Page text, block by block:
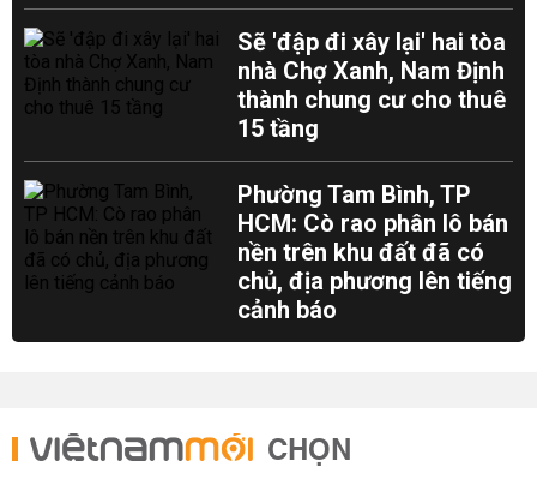
Sẽ 'đập đi xây lại' hai tòa
nhà Chợ Xanh, Nam Định
thành chung cư cho thuê
15 tầng
Phường Tam Bình, TP
HCM: Cò rao phân lô bán
nền trên khu đất đã có
chủ, địa phương lên tiếng
cảnh báo
CHỌN